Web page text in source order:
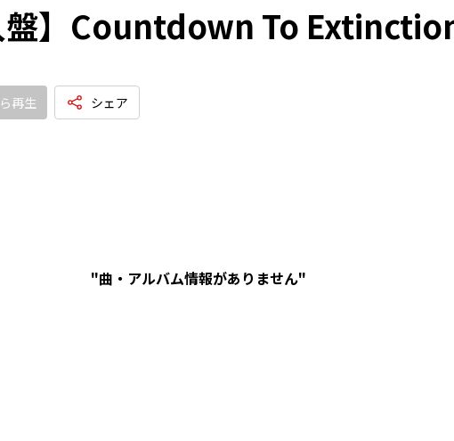
盤】Countdown To
再生 シェア
"曲・アルバム情報がありません"